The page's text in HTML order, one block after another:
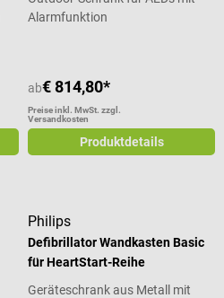
Alarmfunktion
ab€ 814,80*
Preise inkl. MwSt. zzgl.
Versandkosten
Produktdetails
Philips
Defibrillator Wandkasten Basic
für HeartStart-Reihe
Geräteschrank aus Metall mit